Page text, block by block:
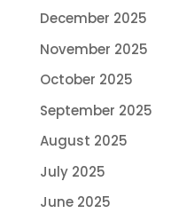
December 2025
November 2025
October 2025
September 2025
August 2025
July 2025
June 2025